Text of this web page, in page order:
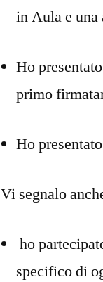
in Aula e una
Ho
primo
Ho
Vi segnalo
ho
specifico di